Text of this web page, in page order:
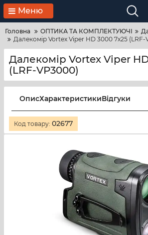
Меню
Головна ОПТИКА ТА КОМПЛЕКТУЮЧІ
Далекомір Vortex Viper HD 3000 7х25 (LRF-
Далекомір Vortex Viper
(LRF-VP3000)
ОписХарактеристикиВідгуки
Код товару: 02677